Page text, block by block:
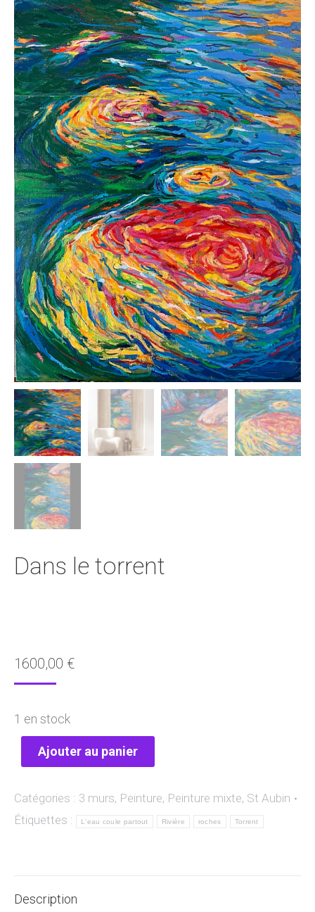
Dans le torrent
1600,00 €
1 en stock
Ajouter au panier
Catégories : 3 murs, Peinture, Peinture mixte, St Aubin
Étiquettes :
L'eau coule partout Rivière roches Torrent
Description